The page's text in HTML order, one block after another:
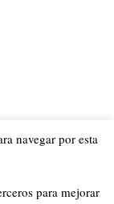
navegar por esta
para mejorar